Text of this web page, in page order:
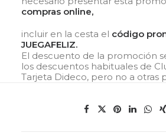
compras online,
incluir en la cesta el código
JUEGAFELIZ.
El descuento de la promoción
los descuentos habituales de
Tarjeta Dideco, pero no a otras